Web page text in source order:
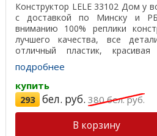
Конструктор LELE 33102 Дом у
с доставкой по Минску и
вниманию 100% реплики
лучшего качества, все
отличный пластик,
удобная ...
подробнее
купить
293 бел. руб. 380бел. руб.
В корзину